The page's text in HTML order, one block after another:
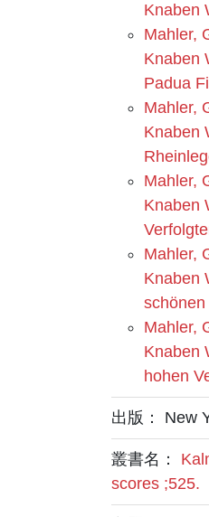
Knaben
Mahler,
Knaben
Padua
Mahler,
Knaben
Mahler,
Knaben
Mahler,
Knaben
Mahler,
Knaben
hohen
出版： New
叢書名：
scores ;525.